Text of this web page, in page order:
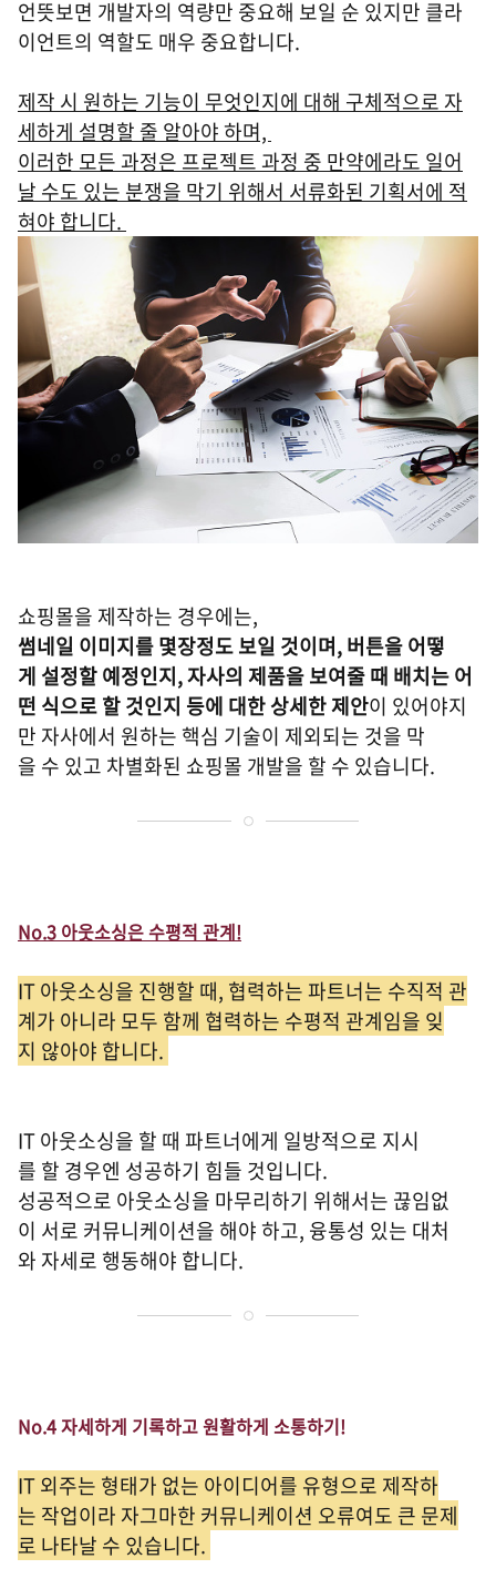
언뜻보면 개발자의 역량만 중요해 보일 순 있지만 클라
이언트의 역할도 매우 중요합니다.
제작 시 원하는 기능이 무엇인지에 대해 구체적으로 자
세하게 설명할 줄 알아야 하며,
이러한 모든 과정은 프로젝트 과정 중 만약에라도 일어
날 수도 있는 분쟁을 막기 위해서 서류화된 기획서에 적
혀야 합니다.
쇼핑몰을 제작하는 경우에는,
썸네일 이미지를 몇장정도 보일 것이며, 버튼을 어떻
게 설정할 예정인지, 자사의 제품을 보여줄 때 배치는 어
떤 식으로 할 것인지 등에 대한 상세한 제안이 있어야지
만 자사에서 원하는 핵심 기술이 제외되는 것을 막
을 수 있고 차별화된 쇼핑몰 개발을 할 수 있습니다.
No.3 아웃소싱은 수평적 관계!
IT 아웃소싱을 진행할 때, 협력하는 파트너는 수직적 관
계가 아니라 모두 함께 협력하는 수평적 관계임을 잊
지 않아야 합니다.
IT 아웃소싱을 할 때 파트너에게 일방적으로 지시
를 할 경우엔 성공하기 힘들 것입니다.
성공적으로 아웃소싱을 마무리하기 위해서는 끊임없
이 서로 커뮤니케이션을 해야 하고, 융통성 있는 대처
와 자세로 행동해야 합니다.
No.4 자세하게 기록하고 원활하게 소통하기!
IT 외주는 형태가 없는 아이디어를 유형으로 제작하
는 작업이라 자그마한 커뮤니케이션 오류여도 큰 문제
로 나타날 수 있습니다.